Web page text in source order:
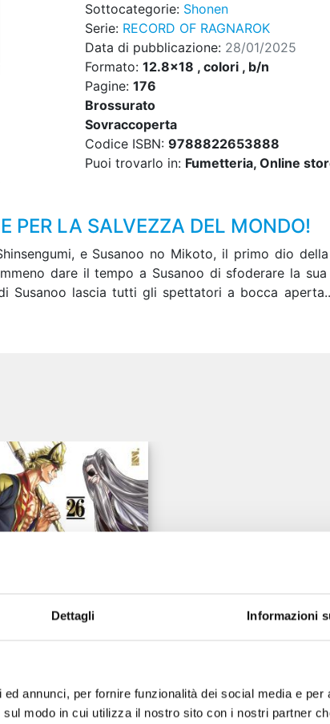
Dettagli Informazioni
annunci, per fornire funzionalità dei social media e per
modo in cui utilizza il nostro sito con i nostri partner
Sottocategorie: Shonen
Serie: RECORD OF RAGNAROK
Data di pubblicazione: 28/01/2025
Formato: 12.8x18 , colori , b/n
Pagine: 176
Brossurato
Sovraccoperta
Codice ISBN: 9788822653888
Puoi trovarlo in: Fumetteria, Online
PER LA SALVEZZA DEL MONDO!
e Susanoo no Mikoto, il primo dio
dare il tempo a Susanoo di sfoderare la
lascia tutti gli spettatori a bocca